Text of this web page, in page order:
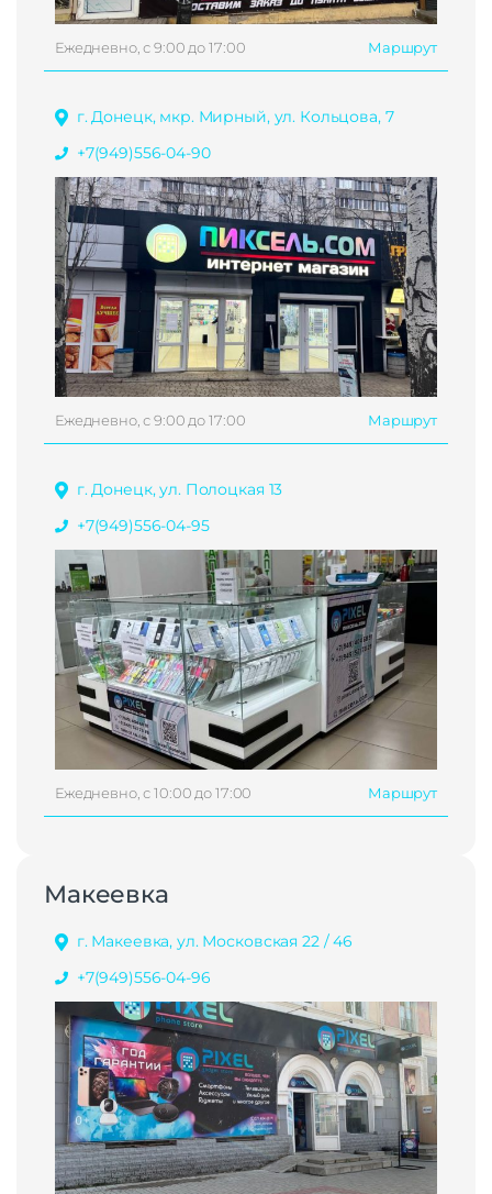
Ежедневно, с 9:00 до 17:00 Маршрут
г. Донецк, мкр. Мирный, ул. Кольцова, 7
+7(949)556-04-90
Ежедневно, с 9:00 до 17:00 Маршрут
г. Донецк, ул. Полоцкая 13
+7(949)556-04-95
Ежедневно, с 10:00 до 17:00 Маршрут
Макеевка
г. Макеевка, ул. Московская 22 / 46
+7(949)556-04-96